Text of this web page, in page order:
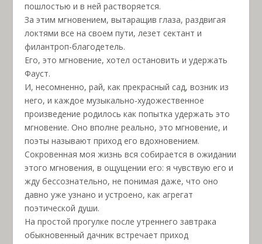
пошлостью и в ней растворяется.
За этим мгновением, вытаращив глаза, раздвигая
локтями все на своем пути, лезет сектант и
филантроп-благодетель.
Его, это мгновение, хотел остановить и удержать
Фауст.
И, несомненно, рай, как прекрасный сад, возник из
него, и каждое музыкально-художественное
произведение родилось как попытка удержать это
мгновение. Оно вполне реально, это мгновение, и
поэты называют приход его вдохновением.
Сокровенная моя жизнь вся собирается в ожидании
этого мгновения, в ощущении его: я чувствую его и
жду бессознательно, не понимая даже, что оно
давно уже узнано и устроено, как агрегат
поэтической души.
На простой прогулке после утреннего завтрака
обыкновенный дачник встречает приход